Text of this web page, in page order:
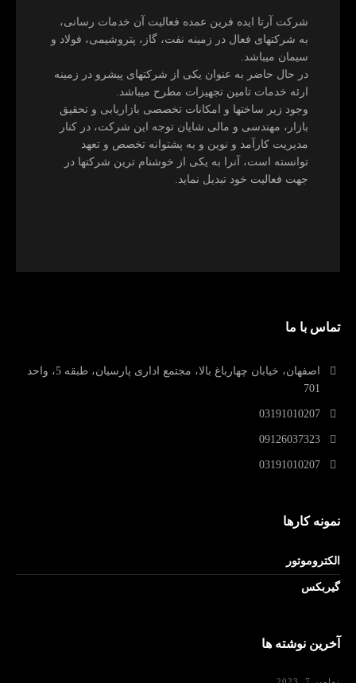
شرکت آرتا ایده فرین عمده فعالیت آن خدمات رسانی،
به شرکتهای فعال در زمینه نفت، گاز، پتروشیمی، فولاد و
سیمان میباشد.
در حال حاضر به عنوان یکی از شرکتهای پیشرو در زمینه
ارئه خدمات تامین تجهیزات مطرح میباشد.
وجود زیر ساختها و امکانات تخصصی بازاریابی و تحقیق
بازار، مهندسی و مالی شایان توجه این شرکت، در کنار
مدیریت کارآمد و نوین و به پشتوانه تخصص و تعهد
توانسته است، آنرا به یکی از خوشنام ترین شرکتها در
جهت فعالیت خود تبدیل نماید.
تماس با ما
اصفهان، خیابان چهارباغ بالا، مجتمع اداری پارسیان، طبقه 5، واحد
701
03191010207
09126037323
03191010207
نمونه کارها
الکتروموتور
گیربکس
آخرین نوشته ها